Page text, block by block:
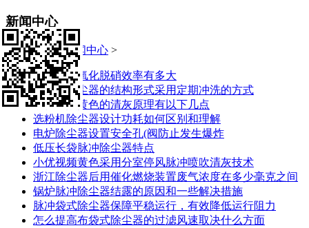
新闻中心
当前位置:>新闻中心 >
低温湿法氧化脱硝效率有多大
湿式电除尘器的结构形式采用定期冲洗的方式
小优视频黄色的清灰原理有以下几点
选粉机除尘器设计功耗如何区别和理解
电炉除尘器设置安全孔(阀防止发生爆炸
低压长袋脉冲除尘器特点
小优视频黄色采用分室停风脉冲喷吹清灰技术
浙江除尘器后用催化燃烧装置废气浓度在多少毫克之间
锅炉脉冲除尘器结露的原因和一些解决措施
脉冲袋式除尘器保障平稳运行，有效降低运行阻力
怎么提高布袋式除尘器的过滤风速取决什么方面